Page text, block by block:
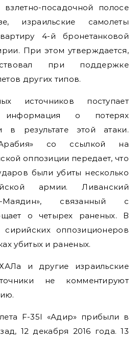
посадочной полосе
израильские самолеты
4-й бронетанковой
При этом утверждается,
при поддержке
других типов.
источников поступает
информация о потерях
в результате этой атаки.
Арабия» со ссылкой на
оппозиции передает, что
были убиты несколько
армии. Ливанский
Маядин», связанный с
о четырех раненых. В
сирийских оппозиционеров
убитых и раненых.
и другие израильские
не комментируют
F-35I «Адир» прибыли в
12 декабря 2016 года. 13